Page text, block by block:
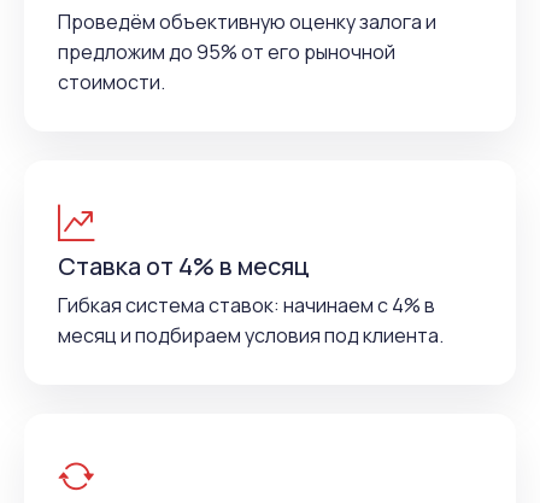
Проведём объективную оценку залога и
предложим до 95% от его рыночной
стоимости.
Ставка от 4% в месяц
Гибкая система ставок: начинаем с 4% в
месяц и подбираем условия под клиента.